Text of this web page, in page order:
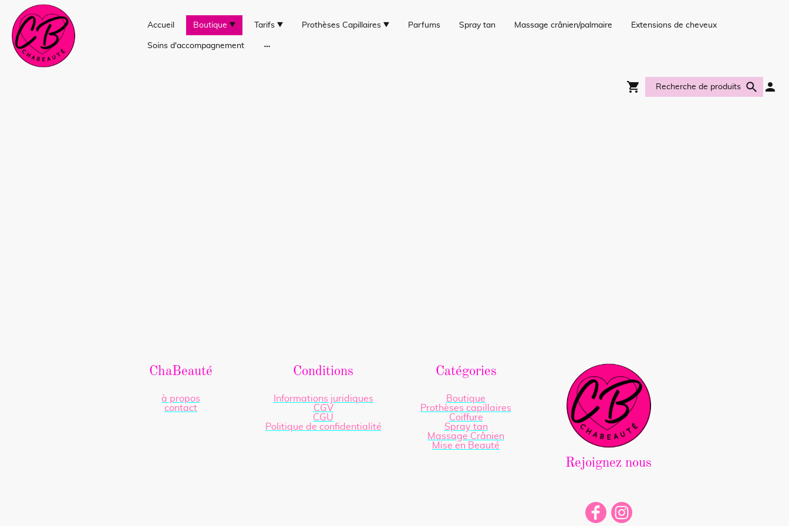
Accueil Boutique Tarifs Prothèses Capillaires Parfums Spray tan Massage crânien/palmaire Extensions de cheveux
Soins d'accompagnement
ChaBeauté Conditions
à propos
contact
Informations juridiques
CGV
CGU
Politique de confidentialité
Catégories
Boutique
Prothèses capillaires
Coiffure
Spray tan
Massage Crânien
Mise en Beauté
Rejoignez nous